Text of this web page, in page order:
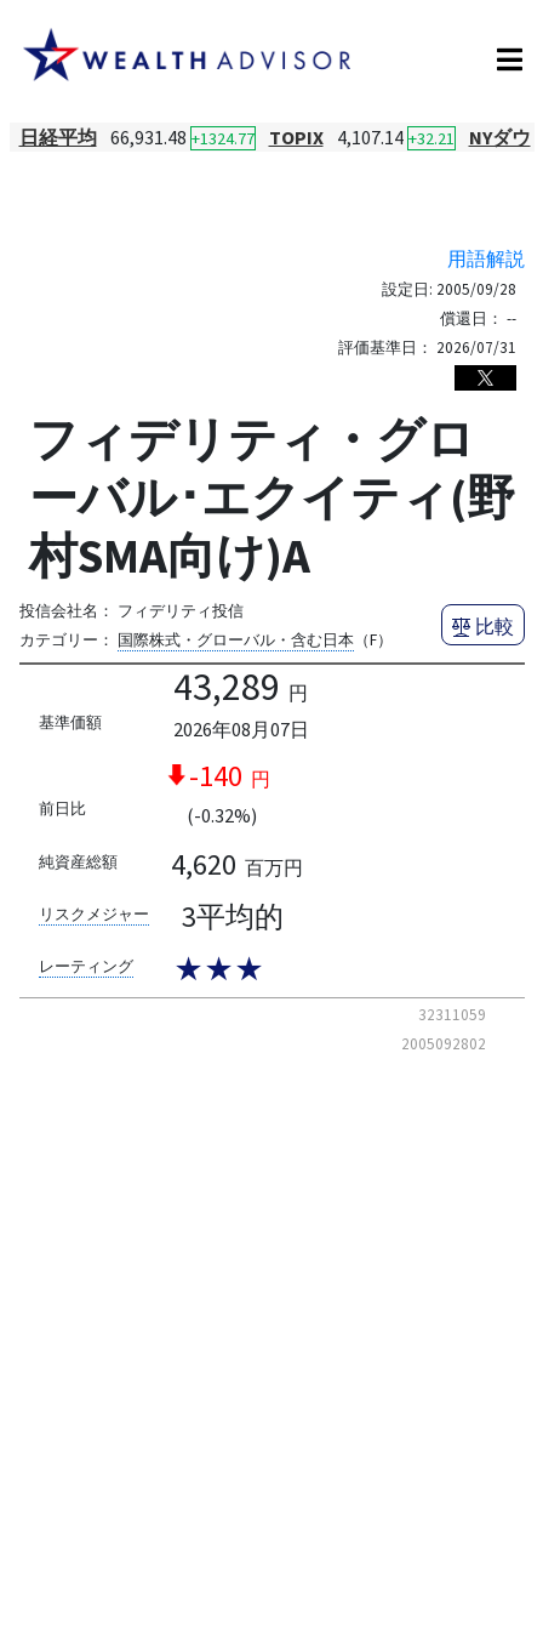
日経平均 66,931.48 +1324.77 TOPIX 4,107.14 +32.21 NYダウ
用語解説
設定日: 2005/09/28
償還日： --
評価基準日： 2026/07/31
フィデリティ・グロ
ーバル･エクイティ(野
村SMA向け)A
投信会社名： フィデリティ投信
カテゴリー： 国際株式・グローバル・含む日本（F）
比較
基準価額
43,289 円
2026年08月07日
前日比
-140 円
(-0.32%)
純資産総額 4,620 百万円
リスクメジャー 3平均的
レーティング ★★★
32311059
2005092802